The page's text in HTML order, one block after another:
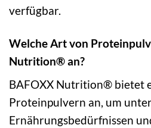
verfügbar.
Welche Art von
Nutrition® an?
BAFOXX Nutrition® bietet
Proteinpulvern an, um
Ernährungsbedürfnissen